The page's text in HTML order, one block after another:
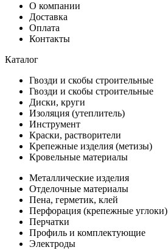
О компании
Доставка
Оплата
Контакты
Каталог
Гвозди и скобы строительные
Гвозди и скобы строительные
Диски, круги
Изоляция (утеплитель)
Инструмент
Краски, растворители
Крепежные изделия (метизы)
Кровельные материалы
Металлические изделия
Отделочные материалы
Пена, герметик, клей
Перфорация (крепежные углоки)
Перчатки
Профиль и комплектующие
Электроды